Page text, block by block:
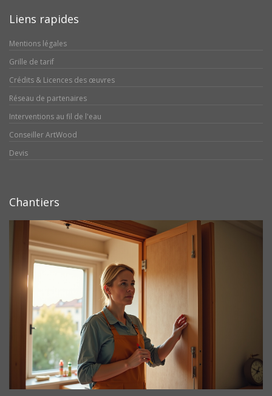
Liens rapides
Mentions légales
Grille de tarif
Crédits & Licences des œuvres
Réseau de partenaires
Interventions au fil de l'eau
Conseiller ArtWood
Devis
Chantiers